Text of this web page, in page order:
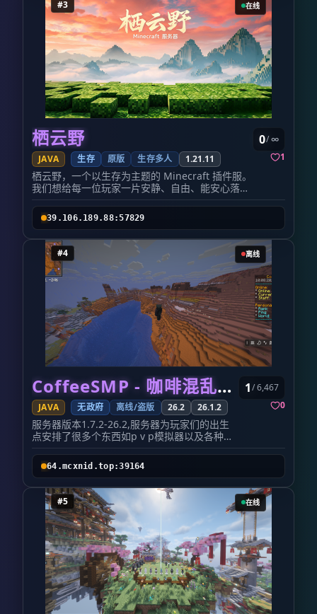
关于“虚假宣传”的一切监督与检验。
纯净生存服 —— 永久存档，一起感受原版的纯粹
魅力轻量化纯净体验 ：只保留
/tpa、/home、/rtp 等最基础的指令，拒绝花哨，
回归最本真的生存与探索。不设限的原版特性：
不限红石，不改机制，没有圈地，还原一个自由、
纯粹的原版世界。永不删档：你在这里建造的每
一座建筑、铺设的每一条道路、挖下的每一个矿
洞，都会被永久保留。我们不删档，不因为版本更
新而重置世界。你投入的时间，会一直在这里，不
会归零。紧跟版本
新版本，第一时间享受新玩法。 综合生存服 ——
为冒险加点“科技与狠活” 如果原版玩法已无法满
足，欢迎步入综合生存的世界：
元素融合 ：RPG 生存 × 技能系统 × 粘液科技 × 更
多地形，开启充满可能性的冒险。领地系统：为
你的每一个创意与建筑保驾护航。死亡不掉落：
尽情探索，不再畏手畏脚。 玩法对比 对比项 纯净
生存 综合生存 服务器版本 26.2 1.21.7/8 死亡不
掉落 主世界关闭，下界与末地开启 全维度开启 核
心玩法 原版生存 经济、RPG、粘液科技、更多附
耕地破坏 关闭部分原版特性如无头活塞、刷沙机
等（为玩法让路） 更新策略 紧跟服务端版本 在插
件兼容、玩法不丢失的前提下更新 贴心细节 服务
器调整跳过夜晚比例为
50%——只要半数在线玩
家上床睡觉，夜晚就会跳过，再也不用熬夜等天亮
了。
加入我们
craft.luminolsuki.moe
受家庭宽带 QoS 策略影响，高峰时段网络容易出
的 QQ 群，获取更流畅的备用地址。
官网： https://craft.luminolsuki.moe/
欢迎来 LuminolCraft，和我们一起写下属于这个
世界的下一个故事。
#3 在线
栖云野
JAVA 生存 原版 生存多人 1.21.11
栖云野，一个以生存为主题的 Minecraft 插件服。
我们想给每一位玩家一片安静、自由、能安心落脚
的世界。 全新服务器！欢迎各路大神来开荒！
Java 版 1.21.11，离线模式插件服，无白名单，下
载对应版本客户端即可直接进入 包含实用插件，拥
有领地、经济系统 交流群：1021999479 服务器地
址 107.172.83.38:47313 首次进服输入 /register
密码 重复密码 完成注册 之后每次进服输入 /login
密码 登录即可 请务必牢记自己设置的密码；如果
忘记，到群里联系管理找回。
0/ ∞
1
39.106.189.88:57829
#4 离线
CoffeeSMP - 咖啡混乱SMP
JAVA 无政府 离线/盗版 26.2 26.1.2
服务器版本1.7.2-26.2,服务器为玩家们的出生
点安排了很多个东西如p v p模拟器以及各种刷
怪需求还有新手小屋，服务器ip地址
64.mcxnid.top:39164， qq群1013829986,尽
量推荐1.26.1.2版本
1/ 6,467
0
64.mcxnid.top:39164
#5 在线